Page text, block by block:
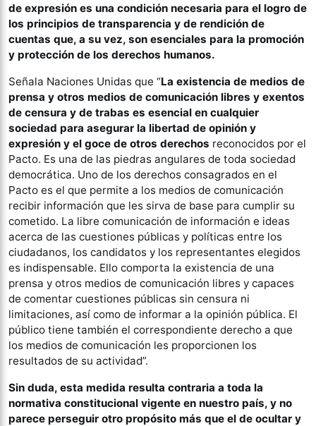
de expresión es una condición necesaria para el logro de
los principios de transparencia y de rendición de
cuentas que, a su vez, son esenciales para la promoción
y protección de los derechos humanos.
Señala Naciones Unidas que “La existencia de medios de
prensa y otros medios de comunicación libres y exentos
de censura y de trabas es esencial en cualquier
sociedad para asegurar la libertad de opinión y
expresión y el goce de otros derechos reconocidos por el
Pacto. Es una de las piedras angulares de toda sociedad
democrática. Uno de los derechos consagrados en el
Pacto es el que permite a los medios de comunicación
recibir información que les sirva de base para cumplir su
cometido. La libre comunicación de información e ideas
acerca de las cuestiones públicas y políticas entre los
ciudadanos, los candidatos y los representantes elegidos
es indispensable. Ello comporta la existencia de una
prensa y otros medios de comunicación libres y capaces
de comentar cuestiones públicas sin censura ni
limitaciones, así como de informar a la opinión pública. El
público tiene también el correspondiente derecho a que
los medios de comunicación les proporcionen los
resultados de su actividad”.
Sin duda, esta medida resulta contraria a toda la
normativa constitucional vigente en nuestro país, y no
parece perseguir otro propósito más que el de ocultar y